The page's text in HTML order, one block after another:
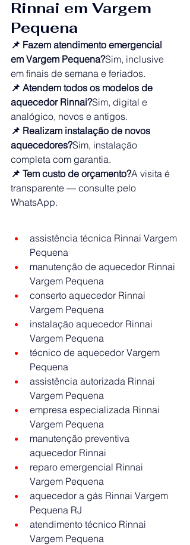
Rinnai em Vargem
Pequena
📌 Fazem atendimento emergencial
em Vargem Pequena?Sim, inclusive
em finais de semana e feriados.
📌 Atendem todos os modelos de
aquecedor Rinnai?Sim, digital e
analógico, novos e antigos.
📌 Realizam instalação de novos
aquecedores?Sim, instalação
completa com garantia.
📌 Tem custo de orçamento?A visita é
transparente — consulte pelo
WhatsApp.
assistência técnica Rinnai Vargem
Pequena
manutenção de aquecedor Rinnai
Vargem Pequena
conserto aquecedor Rinnai
Vargem Pequena
instalação aquecedor Rinnai
Vargem Pequena
técnico de aquecedor Vargem
Pequena
assistência autorizada Rinnai
Vargem Pequena
empresa especializada Rinnai
Vargem Pequena
manutenção preventiva
aquecedor Rinnai
reparo emergencial Rinnai
Vargem Pequena
aquecedor a gás Rinnai Vargem
Pequena RJ
atendimento técnico Rinnai
Vargem Pequena